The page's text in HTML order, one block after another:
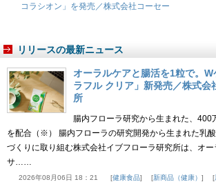
コラシオン」を発売／株式会社コーセー
リリースの最新ニュース
オーラルケアと腸活を1粒で。
ラフル クリア」新発売／株式会
所
腸内フローラ研究から生まれた、400
を配合（※） 腸内フローラの研究開発から生まれた乳
づくりに取り組む株式会社イブフローラ研究所は、オ
サ……
2026年08月06日 18：21 健康食品 新商品（健康）